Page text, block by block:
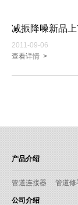
减振降噪新品
2011-09-06
查看详情 >
产品介绍
管道连接器 管道修
公司介绍